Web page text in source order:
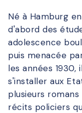
Né à Hamburg
d'abord des
adolescence
puis menacée
les années
s'installer aux
plusieurs
récits policiers